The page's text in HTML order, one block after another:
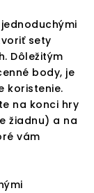
sety
Dôležitým
body, je
koristenie.
na konci hry
žiadnu) a na
vám